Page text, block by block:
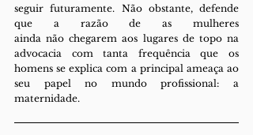
seguir futuramente. Não obstante, defende
que a razão de as mulheres
ainda não chegarem aos lugares de topo na
advocacia com tanta frequência que os
homens se explica com a principal ameaça ao
seu papel no mundo profissional: a
maternidade.